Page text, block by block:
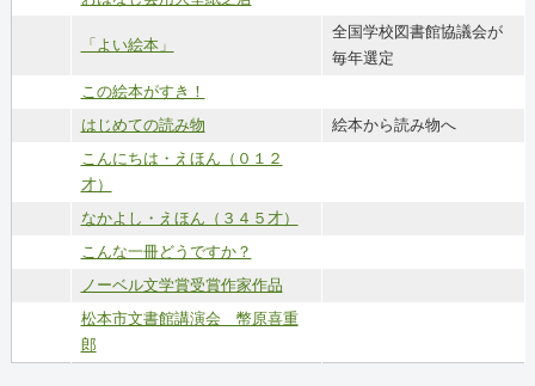
「よい絵本」
全国学校図書館協議会が
毎年選定
この絵本がすき！
はじめての読み物
絵本から読み物へ
こんにちは・えほん（０１２
才）
なかよし・えほん（３４５才）
こんな一冊どうですか？
ノーベル文学賞受賞作家作品
松本市文書館講演会 幣原喜重
郎